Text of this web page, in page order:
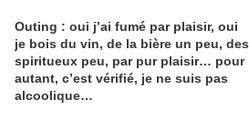
Outing : oui j’ai fumé par plaisir, oui
je bois du vin, de la bière un peu, des
spiritueux peu, par pur plaisir… pour
autant, c’est vérifié, je ne suis pas
alcoolique…